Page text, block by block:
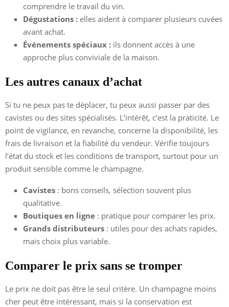
comprendre le travail du vin.
Dégustations : elles aident à comparer plusieurs cuvées
avant achat.
Événements spéciaux : ils donnent accès à une
approche plus conviviale de la maison.
Les autres canaux d’achat
Si tu ne peux pas te déplacer, tu peux aussi passer par des
cavistes ou des sites spécialisés. L’intérêt, c’est la praticité. Le
point de vigilance, en revanche, concerne la disponibilité, les
frais de livraison et la fiabilité du vendeur. Vérifie toujours
l’état du stock et les conditions de transport, surtout pour un
produit sensible comme le champagne.
Cavistes : bons conseils, sélection souvent plus
qualitative.
Boutiques en ligne : pratique pour comparer les prix.
Grands distributeurs : utiles pour des achats rapides,
mais choix plus variable.
Comparer le prix sans se tromper
Le prix ne doit pas être le seul critère. Un champagne moins
cher peut être intéressant, mais si la conservation est